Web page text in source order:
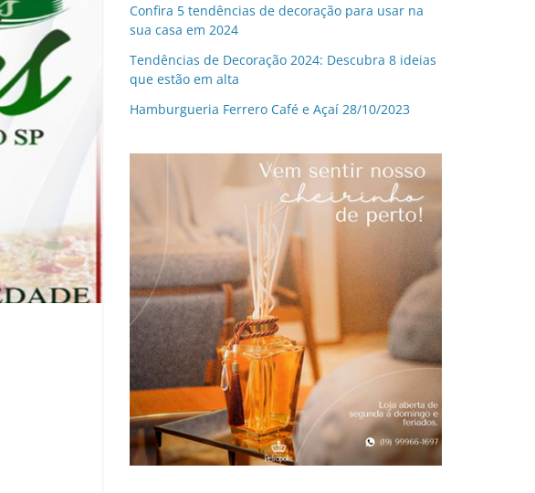
Confira 5 tendências de decoração para usar na
sua casa em 2024
Tendências de Decoração 2024: Descubra 8 ideias
que estão em alta
Hamburgueria Ferrero Café e Açaí 28/10/2023